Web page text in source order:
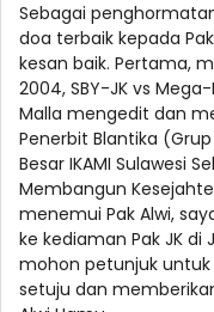
Sebagai
doa terbaik kepada
kesan baik. Pertama,
2004, SBY-JK vs
Malla mengedit dan
Penerbit Blantika
Besar IKAMI Sulawesi
Membangun
menemui Pak Alwi,
ke kediaman Pak JK di
mohon petunjuk untuk
setuju dan